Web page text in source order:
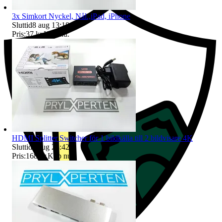
3x Simkort Nyckel, Nål.,iPad, iPhone
Sluttid8 aug 13:18.
Pris:37 kr,Köp nu.
HDMI Splitter Switcher för 1 bildkälla till 2 bildvisare 4K
Sluttid
8 aug 23:42
Pris:168 kr,Köp nu